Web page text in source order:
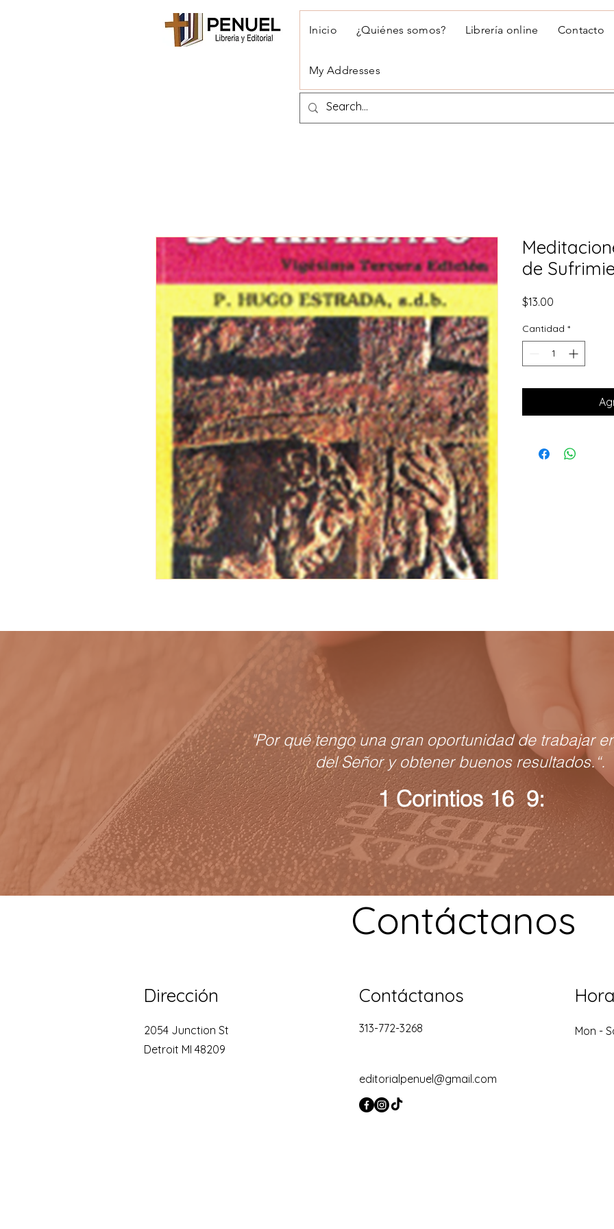
Inicio ¿Quiénes somos? Librería online Contacto
My Addresses
de
$13.00
Cantidad *
1 Corintios 16 9:
"Por qué tengo una gran oportunidad de trabajar
del Señor y obtener buenos resultados.“.
Contáctanos
Dirección
2054 Junction St
Detroit MI 48209
Contáctanos
313-772-3268 Mon -
editorialpenuel@gmail.com